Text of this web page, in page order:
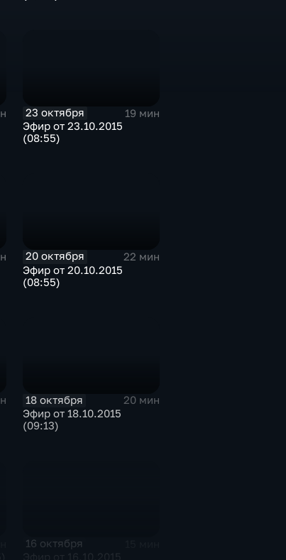
23 октября
19 мин
Эфир от 23.10.2015
(08:55)
20 октября
22 мин
Эфир от 20.10.2015
(08:55)
18 октября
20 мин
Эфир от 18.10.2015
(09:13)
16 октября